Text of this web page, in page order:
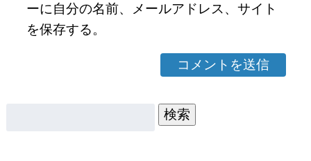
ーに自分の名前、メールアドレス、サイト
を保存する。
検索